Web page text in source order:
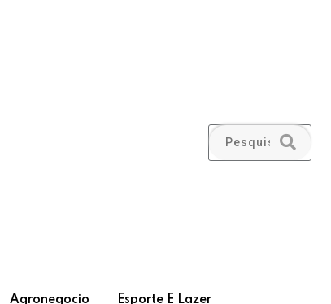
Agronegocio Esporte E Lazer